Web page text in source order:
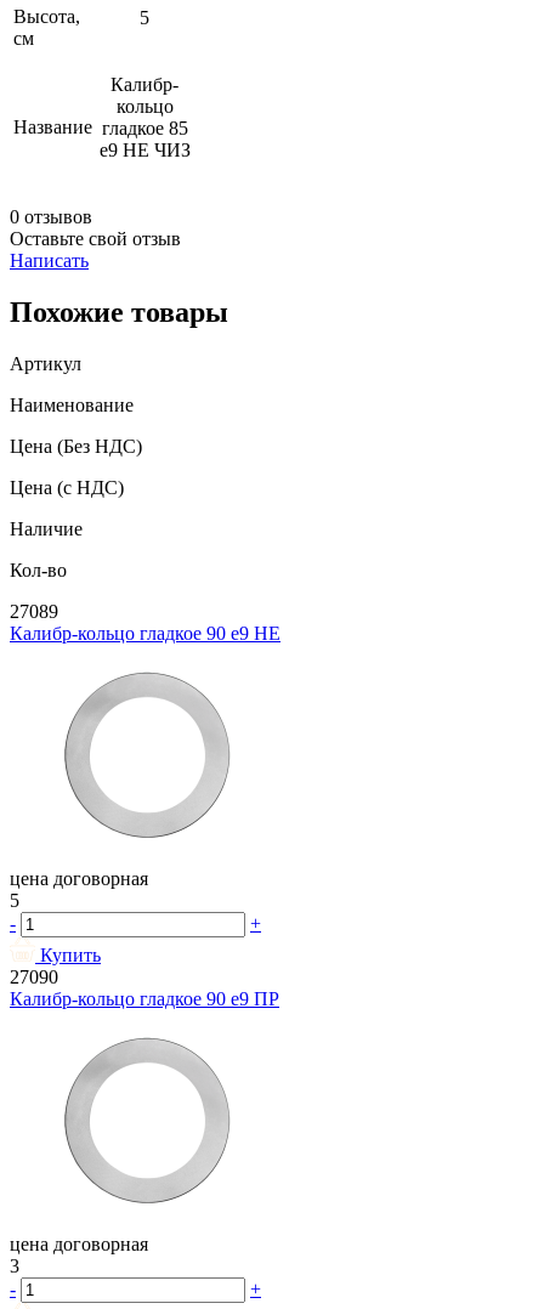
Высота,
см
5
Название
Калибр-
кольцо
гладкое 85
e9 НЕ ЧИЗ
0 отзывов
Оставьте свой отзыв
Написать
Похожие товары
Артикул
Наименование
Цена (Без НДС)
Цена (с НДС)
Наличие
Кол-во
27089
Калибр-кольцо гладкое 90 e9 НЕ
цена договорная
5
-
+
Купить
27090
Калибр-кольцо гладкое 90 e9 ПР
цена договорная
3
-
+